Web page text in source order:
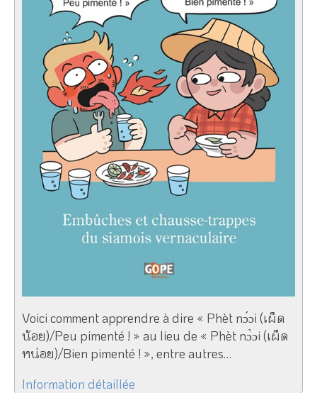
Voici comment apprendre à dire « Phèt nɔ́ɔi (เผ็ด
น้อย)/Peu pimenté ! » au lieu de « Phèt nɔ̀ɔi (เผ็ด
หน่อย)/Bien pimenté ! », entre autres…
Information détaillée